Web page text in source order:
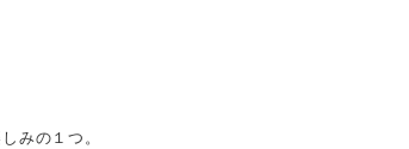
みの１つ。